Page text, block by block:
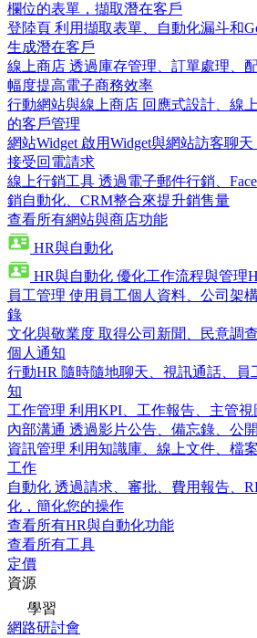
欄位的表單，擷取潛在客戶
登陸頁 利用擷取表單、自動化漏斗和
生成潛在客戶
線上商店 透過庫存管理、訂單處理、
幅度提高電子商務效率
行動網站與線上商店 回應式設計、線
的客戶管理
網站Widget 啟用Widget與網站訪客聊
接受回電請求
線上行銷工具 透過電子郵件行銷、
銷自動化、CRM整合來提升銷售量
查看所有網站與商店功能
HR與自動化
HR與自動化 優化工作流程與管理
員工管理 使用員工個人資料、公司架
錄
文化與敬業度 取得公司新聞、民意調
個人通知
行動HR 隨時隨地聊天、視訊通話、員
知
工作管理 利用KPI、工作報告、主管
內部溝通 透過影片公告、備忘錄、公
資訊管理 利用知識庫、線上文件、檔
工作
自動化 透過請求、審批、費用報告、
化，簡化您的操作
查看所有HR與自動化功能
查看所有工具
定價
資源
學習
網路研討會